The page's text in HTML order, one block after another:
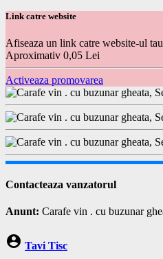
Link catre website
Afiseaza un link catre website-ul
Aproximativ 0,05 Lei
Activeaza promovarea
Contacteaza vanzatorul
Anunt: Carafe vin . cu buzunar
account_circle Tavi Tisc